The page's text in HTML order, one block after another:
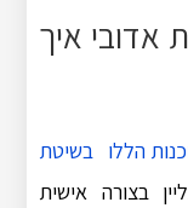
אדובי איך
הללו בשיטת
בצורה אישית